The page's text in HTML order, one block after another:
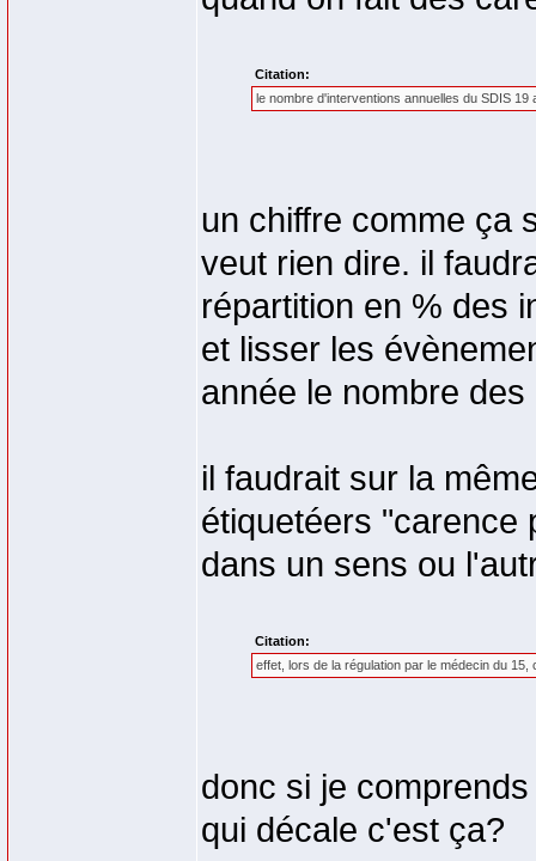
Citation:
le nombre d'interventions annuelles du SDIS 19
un chiffre comme ça
veut rien dire. il
répartition en % des
et lisser les
année le nombre des
il faudrait sur la
étiquetéers "carence
dans un sens ou
Citation:
effet, lors de la régulation par le médecin du
donc si je
qui décale c'est ça?